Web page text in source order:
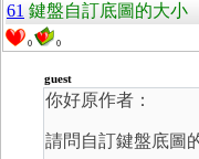
61 鍵盤自訂底圖的大小
0 0
guest
你好原作者：
請問自訂鍵盤底圖